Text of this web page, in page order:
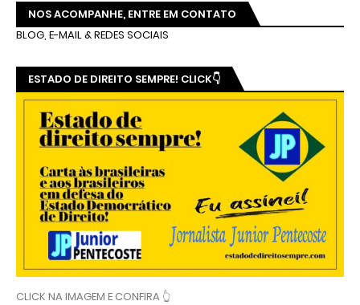
NOS ACOMPANHE, ENTRE EM CONTATO
BLOG, E-MAIL & REDES SOCIAIS
ESTADO DE DIREITO SEMPRE! CLICK👇
CLICK NA IMAGEM E CONFIRA 👆